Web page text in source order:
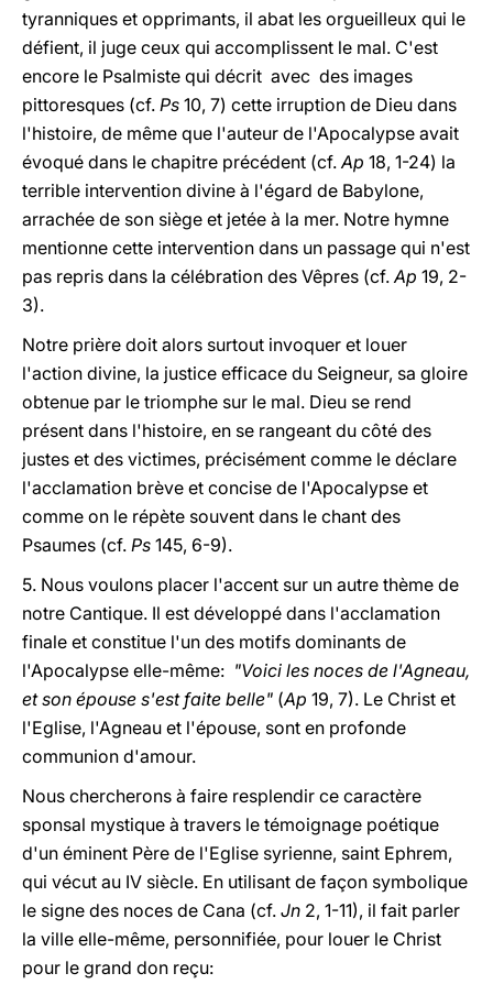
tyranniques et opprimants, il abat les orgueilleux qui le
défient, il juge ceux qui accomplissent le mal. C'est
encore le Psalmiste qui décrit avec des images
pittoresques (cf. Ps 10, 7) cette irruption de Dieu dans
l'histoire, de même que l'auteur de l'Apocalypse avait
évoqué dans le chapitre précédent (cf.Ap 18, 1-24) la
terrible intervention divine à l'égard de Babylone,
arrachée de son siège et jetée à la mer. Notre hymne
mentionne cette intervention dans un passage qui n'est
pas repris dans la célébration des Vêpres (cf.Ap 19, 2-
3).
Notre prière doit alors surtout invoquer et louer
l'action divine, la justice efficace du Seigneur, sa gloire
obtenue par le triomphe sur le mal. Dieu se rend
présent dans l'histoire, en se rangeant du côté des
justes et des victimes, précisément comme le déclare
l'acclamation brève et concise de l'Apocalypse et
comme on le répète souvent dans le chant des
Psaumes (cf. Ps 145, 6-9).
5. Nous voulons placer l'accent sur un autre thème de
notre Cantique. Il est développé dans l'acclamation
finale et constitue l'un des motifs dominants de
l'Apocalypse elle-même: "Voici les noces de l'Agneau,
et son épouse s'est faite belle" (Ap 19, 7). Le Christ et
l'Eglise, l'Agneau et l'épouse, sont en profonde
communion d'amour.
Nous chercherons à faire resplendir ce caractère
sponsal mystique à travers le témoignage poétique
d'un éminent Père de l'Eglise syrienne, saint Ephrem,
qui vécut au IV siècle. En utilisant de façon symbolique
le signe des noces de Cana (cf. Jn 2, 1-11), il fait parler
la ville elle-même, personnifiée, pour louer le Christ
pour le grand don reçu: